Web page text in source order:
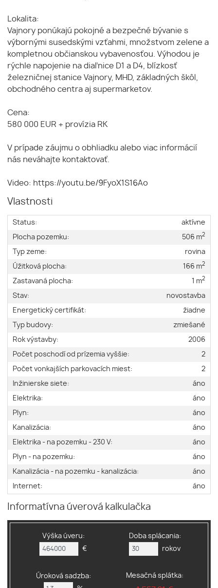
Lokalita:
Vajnory ponúkajú pokojné a bezpečné bývanie s
výbornými susedskými vzťahmi, množstvom zelene a
kompletnou občianskou vybavenosťou. Výhodou je
rýchle napojenie na diaľnice D1 a D4, blízkosť
železničnej stanice Vajnory, MHD, základných škôl,
obchodného centra aj supermarketov.
Cena:
580 000 EUR + provízia RK
V prípade záujmu o obhliadku alebo viac informácií
nás neváhajte kontaktovať.
Video: https://youtu.be/9FyoX1S16Ao
Vlastnosti
Status:
aktívne
Plocha pozemku:
506 m2
Typ zeme:
rovina
Úžitková plocha:
166 m2
Zastavaná plocha: 1 m2
Stav:
novostavba
Energetický certifikát:
žiadne
Typ budovy:
zmiešané
Rok výstavby:
2006
Počet poschodí od prízemia vyššie:
2
Počet vonkajších parkovacích miest:
2
Inžinierske siete:
áno
Elektrika:
áno
Plyn:
áno
Kanalizácia:
áno
Elektrika - na pozemku - 230 V:
áno
Plyn - na pozemku:
áno
Kanalizácia - na pozemku - kanalizácia:
áno
Internet:
áno
Informatívna úverová kalkulačka
Výška úveru:
€
Doba splácania:
rokov
Úroková sadzba:
Mesačná splátka: